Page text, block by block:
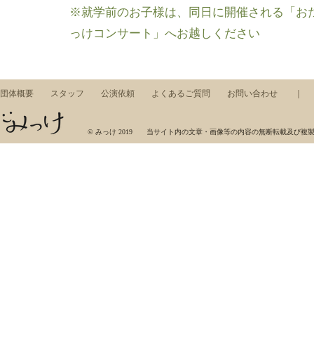
​※就学前のお子様は、同日に開催される「お
っけコンサート」へお越しください
団体概要 スタッフ 公演依頼 よくあるご質問 お問い合わせ
みっけ，ワークショップ，東京藝術大学，芸術集団，展示，コンサート，アート，音楽，美術
© みっけ 2019 当サイト内の文章・画像等の内容の無断転載及び複